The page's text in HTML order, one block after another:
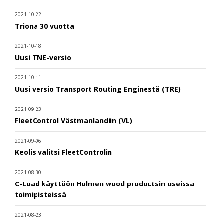
2021-10-22
Triona 30 vuotta
2021-10-18
Uusi TNE-versio
2021-10-11
Uusi versio Transport Routing Enginestä (TRE)
2021-09-23
FleetControl Västmanlandiin (VL)
2021-09-06
Keolis valitsi FleetControlin
2021-08-30
C-Load käyttöön Holmen wood productsin useissa
toimipisteissä
2021-08-23